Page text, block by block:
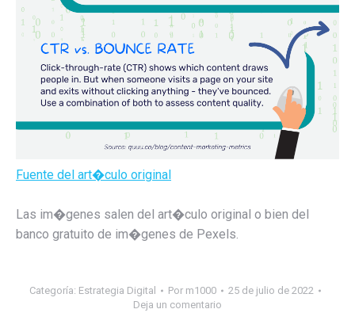
Fuente del art�culo original
Las im�genes salen del art�culo original o bien del
banco gratuito de im�genes de Pexels.
Categoría: Estrategia Digital Por m1000
25 de julio de 2022
Deja un comentario